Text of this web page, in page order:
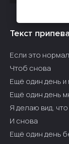
Текст
Если это
Чтоб снова
Ещё один день
Ещё один день
Я делаю вид,
И снова
Ещё один день